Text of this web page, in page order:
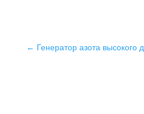
← Генератор азота высокого